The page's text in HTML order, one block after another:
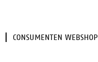
CONSUMENTEN WEBSHOP